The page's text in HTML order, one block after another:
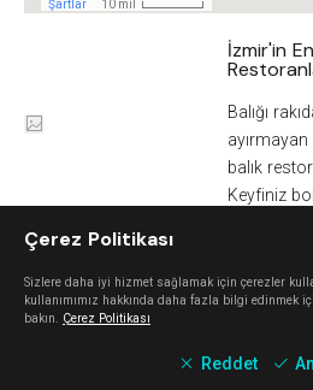
İzmir'in
Balığı
balık
Keyfiniz
Çerez Politikası
Sizlere daha iyi hizmet sağlamak için çerezler
kullanımımız hakkında daha fazla bilgi edinmek
bakın. Çerez Politikası
Reddet